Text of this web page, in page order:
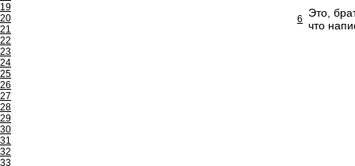
19
20
21
22
23
24
25
26
27
28
29
30
31
32
33
6
Это,
что